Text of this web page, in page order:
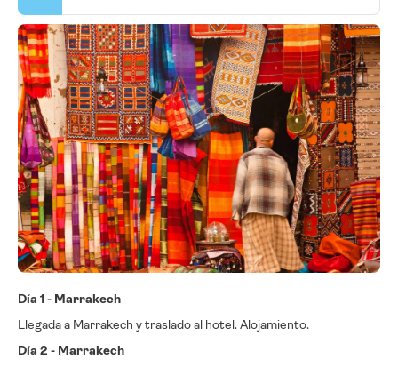
Día 1 - Marrakech
Llegada a Marrakech y traslado al hotel. Alojamiento.
Día 2 - Marrakech